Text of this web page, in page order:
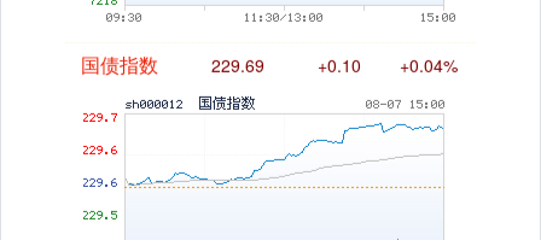
国债指数 +0.10 +0.04%